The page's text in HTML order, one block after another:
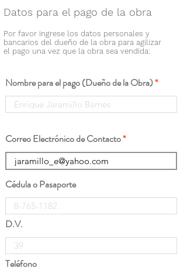
Datos para el pago de la obra
Por favor ingrese los datos personales y
bancarios del dueño de la obra para agilizar
el pago una vez que la obra sea vendida:
Nombre para el pago (Dueño de la Obra)
Correo Electrónico de Contacto
Cédula o Pasaporte
D.V.
Teléfono